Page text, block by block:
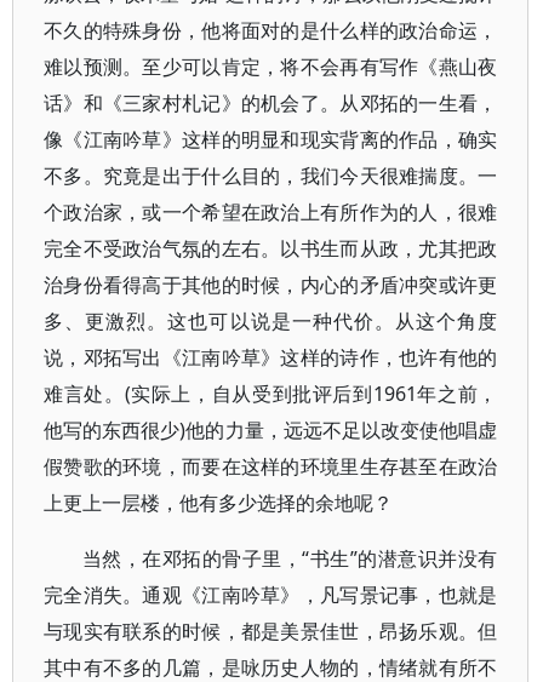
不久的特殊身份，他将面对的是什么样的政治命运，
难以预测。至少可以肯定，将不会再有写作《燕山夜
话》和《三家村札记》的机会了。从邓拓的一生看，
像《江南吟草》这样的明显和现实背离的作品，确实
不多。究竟是出于什么目的，我们今天很难揣度。一
个政治家，或一个希望在政治上有所作为的人，很难
完全不受政治气氛的左右。以书生而从政，尤其把政
治身份看得高于其他的时候，内心的矛盾冲突或许更
多、更激烈。这也可以说是一种代价。从这个角度
说，邓拓写出《江南吟草》这样的诗作，也许有他的
难言处。(实际上，自从受到批评后到1961年之前，
他写的东西很少)他的力量，远远不足以改变使他唱虚
假赞歌的环境，而要在这样的环境里生存甚至在政治
上更上一层楼，他有多少选择的余地呢？
当然，在邓拓的骨子里，“书生”的潜意识并没有
完全消失。通观《江南吟草》，凡写景记事，也就是
与现实有联系的时候，都是美景佳世，昂扬乐观。但
其中有不多的几篇，是咏历史人物的，情绪就有所不